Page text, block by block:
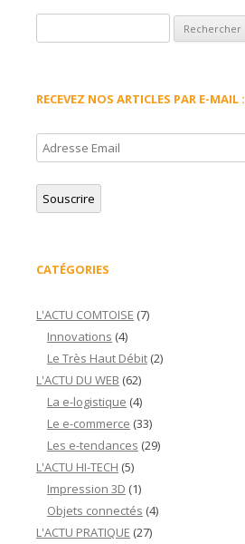
RECEVEZ NOS ARTICLES PAR E-MAIL :
Adresse
Email
Souscrire
CATÉGORIES
L'ACTU COMTOISE (7)
Innovations (4)
Le Très Haut Débit (2)
L'ACTU DU WEB (62)
La e-logistique (4)
Le e-commerce (33)
Les e-tendances (29)
L'ACTU HI-TECH (5)
Impression 3D (1)
Objets connectés (4)
L'ACTU PRATIQUE (27)